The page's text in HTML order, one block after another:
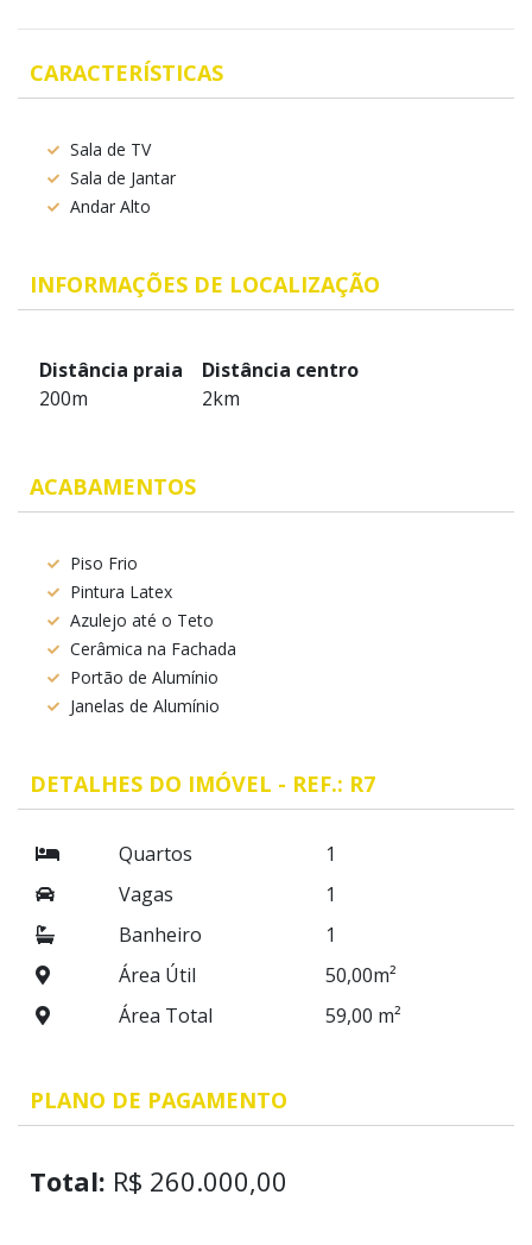
CARACTERÍSTICAS
Sala de TV
Sala de Jantar
Andar Alto
INFORMAÇÕES DE LOCALIZAÇÃO
Distância praia
200m
Distância centro
2km
ACABAMENTOS
Piso Frio
Pintura Latex
Azulejo até o Teto
Cerâmica na Fachada
Portão de Alumínio
Janelas de Alumínio
DETALHES DO IMÓVEL - REF.: R7
Quartos
1
Vagas
1
Banheiro
1
Área Útil
50,00m²
Área Total
59,00 m²
PLANO DE PAGAMENTO
Total: R$ 260.000,00